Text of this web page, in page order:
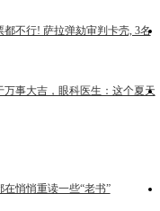
都不行! 萨拉弹劾审判卡壳, 3名
事大吉，眼科医生：这个夏天
悄悄重读一些“老书”